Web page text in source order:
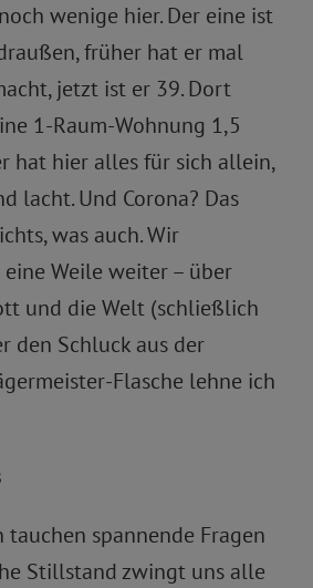
wenige hier. Der eine ist
früher hat er mal
jetzt ist er 39. Dort
1-Raum-Wohnung 1,5
hat hier alles für sich allein,
lacht. Und Corona? Das
was auch. Wir
Weile weiter – über
und die Welt (schließlich
den Schluck aus der
Flasche lehne ich
tauchen spannende Fragen
Stillstand zwingt uns alle